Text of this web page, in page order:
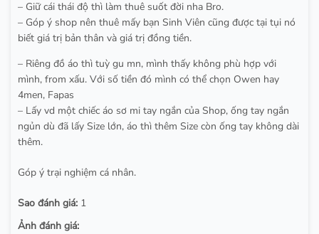
– Giữ cái thái độ thì làm thuê suốt đời nha Bro.
– Góp ý shop nên thuê mấy bạn Sinh Viên cũng được tại tụi nó
biết giá trị bản thân và giá trị đồng tiền.
– Riêng đồ áo thì tuỳ gu mn, mình thấy không phù hợp với
mình, from xấu. Với số tiền đó mình có thể chọn Owen hay
4men, Fapas
– Lấy vd một chiếc áo sơ mi tay ngắn của Shop, ống tay ngắn
ngủn dù đã lấy Size lớn, áo thì thêm Size còn ống tay không dài
thêm.
Góp ý trại nghiệm cá nhân.
Sao đánh giá: 1
Ảnh đánh giá: